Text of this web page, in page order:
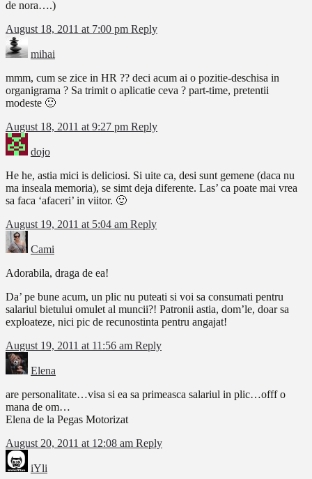
de nora….)
August 18, 2011 at 7:00 pm Reply
mihai
mmm, cum se zice in HR ?? deci acum ai o pozitie-deschisa in
organigrama ? Sa trimit o aplicatie ceva ? part-time, pretentii
modeste 🙂
August 18, 2011 at 9:27 pm Reply
dojo
He he, astia mici is deliciosi. Si uite ca, desi sunt gemene (daca nu
ma inseala memoria), se simt deja diferente. Las’ ca poate mai vrea
sa faca ‘afaceri’ in viitor. 🙂
August 19, 2011 at 5:04 am Reply
Cami
Adorabila, draga de ea!
Da’ pe bune acum, un plic nu puteati si voi sa consumati pentru
salariul bietului omulet al muncii?! Patronii astia, dom’le, doar sa
exploateze, nici pic de recunostinta pentru angajat!
August 19, 2011 at 11:56 am Reply
Elena
are personalitate…visa si ea sa primeasca salariul in plic…offf o
mana de om…
Elena de la Pegas Motorizat
August 20, 2011 at 12:08 am Reply
iYli